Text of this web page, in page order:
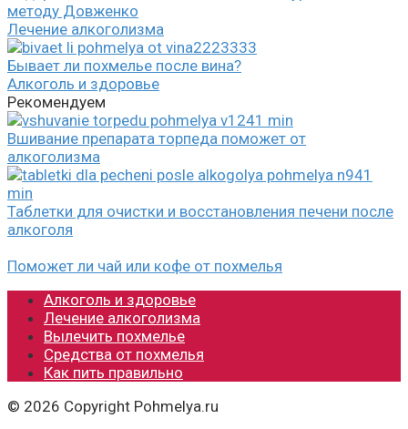
методу Довженко
Лечение алкоголизма
Бывает ли похмелье после вина?
Алкоголь и здоровье
Рекомендуем
Вшивание препарата торпеда поможет от
алкоголизма
Таблетки для очистки и восстановления печени после
алкоголя
Поможет ли чай или кофе от похмелья
Алкоголь и здоровье
Лечение алкоголизма
Вылечить похмелье
Средства от похмелья
Как пить правильно
© 2026 Copyright Pohmelya.ru